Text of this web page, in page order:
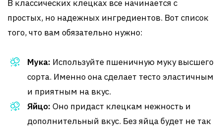
В классических клецках все начинается с
простых, но надежных ингредиентов. Вот список
того, что вам обязательно нужно:
Мука: Используйте пшеничную муку высшего
сорта. Именно она сделает тесто эластичным
и приятным на вкус.
Яйцо: Оно придаст клецкам нежность и
дополнительный вкус. Без яйца будет не так